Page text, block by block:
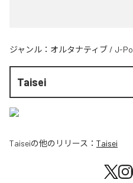
ジャンル： オルタナティブ / J-
Taisei
Taiseiの他のリリース： Taisei